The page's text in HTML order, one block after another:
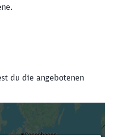
du die angebotenen